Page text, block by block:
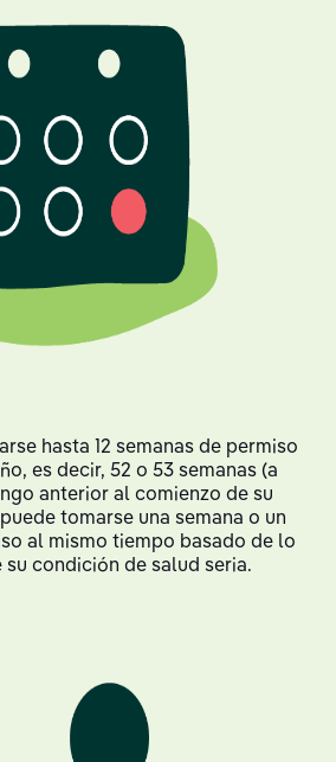
hasta 12 semanas de permiso
es decir, 52 o 53 semanas (a
anterior al comienzo de su
tomarse una semana o un
al mismo tiempo basado de lo
su condición de salud seria.